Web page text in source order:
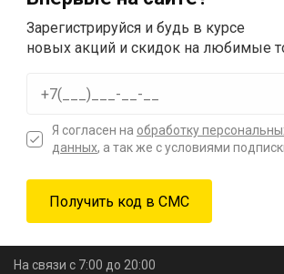
Зарегистрируйся и будь в курсе
новых акций и скидок на любимые
Я согласен на обработку
данных, а так же с условиями
На связи с 7:00 до 20:00